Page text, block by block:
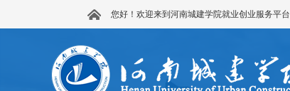
您好！欢迎来到河南城建学院就业创业服务平台